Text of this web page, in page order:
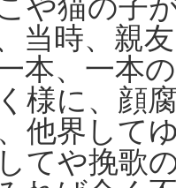
や猫の子
当時、親
本、一本
様に、顔
他界して
てや挽歌